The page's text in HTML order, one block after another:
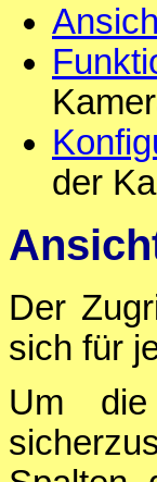
der
Der
sich für
Um